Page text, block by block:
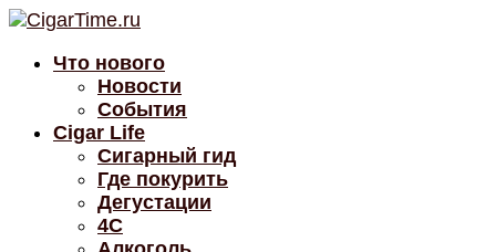
Что нового
Новости
События
Cigar Life
Сигарный гид
Где покурить
Дегустации
4C